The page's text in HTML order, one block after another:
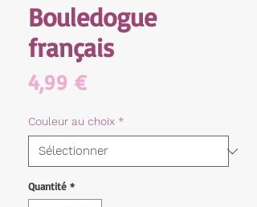
Bouledogue
français
4,99 €Prix
Couleur au choix *
Quantité *